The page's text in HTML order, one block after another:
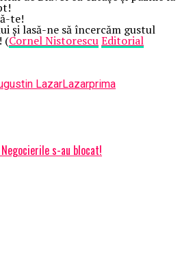
te!
și lasă-ne să încercăm gustul
(Cornel NistorescuEditorial
LazarLazarprima
s-au blocat!